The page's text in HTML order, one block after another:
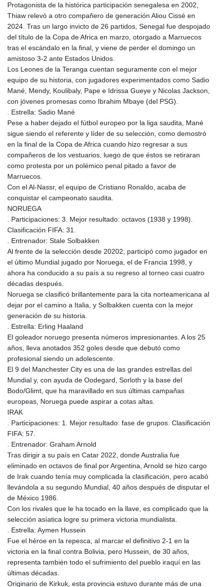
Protagonista de la histórica participación senegalesa en 2002,
Thiaw relevó a otro compañero de generación Aliou Cissé en
2024. Tras un largo invicto de 26 partidos, Senegal fue despojado
del título de la Copa de Africa en marzo, otorgado a Marruecos
tras el escándalo en la final, y viene de perder el domingo un
amistoso 3-2 ante Estados Unidos.
Los Leones de la Teranga cuentan seguramente con el mejor
equipo de su historia, con jugadores experimentados como Sadio
Mané, Mendy, Koulibaly, Pape e Idrissa Gueye y Nicolas Jackson,
con jóvenes promesas como Ibrahim Mbaye (del PSG).
. Estrella: Sadio Mané
Pese a haber dejado el fútbol europeo por la liga saudita, Mané
sigue siendo el referente y líder de su selección, como demostró
en la final de la Copa de Africa cuando hizo regresar a sus
compañeros de los vestuarios, luego de que éstos se retiraran
como protesta por un polémico penal pitado a favor de
Marruecos.
Con el Al-Nassr, el equipo de Cristiano Ronaldo, acaba de
conquistar el campeonato saudita.
NORUEGA
. Participaciones: 3. Mejor resultado: octavos (1938 y 1998).
Clasificación FIFA: 31.
. Entrenador: Stale Solbakken
Al frente de la selección desde 20202, participó como jugador en
el último Mundial jugado por Noruega, el de Francia 1998, y
ahora ha conducido a su país a su regreso al torneo casi cuatro
décadas después.
Noruega se clasificó brillantemente para la cita norteamericana al
dejar por el camino a Italia, y Solbakken cuenta con la mejor
generación de su historia.
. Estrella: Erling Haaland
El goleador noruego presenta números impresionantes. A los 25
años, lleva anotados 352 goles desde que debutó como
profesional siendo un adolescente.
El 9 del Manchester City es una de las grandes estrellas del
Mundial y, con ayuda de Oodegard, Sorloth y la base del
Bodo/Glimt, que ha maravillado en sus últimas campañas
europeas, Noruega puede aspirar a cotas altas.
IRAK
. Participaciones: 1. Mejor resultado: fase de grupos. Clasificación
FIFA: 57.
. Entrenador: Graham Arnold
Tras dirigir a su país en Catar 2022, donde Australia fue
eliminado en octavos de final por Argentina, Arnold se hizo cargo
de Irak cuando tenía muy complicada la clasificación, pero acabó
llevándola a su segundo Mundial, 40 años después de disputar el
de México 1986.
Con los rivales que le ha tocado en la llave, es complicado que la
selección asíatica logre su primera victoria mundialista.
. Estrella: Aymen Hussein
Fue el héroe en la repesca, al marcar el definitivo 2-1 en la
victoria en la final contra Bolivia, pero Hussein, de 30 años,
representa también todo el sufrimiento del pueblo iraquí en las
últimas décadas.
Originario de Kirkuk, esta provincia estuvo durante más de una